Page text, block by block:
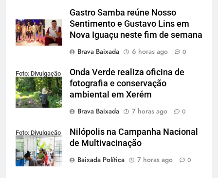
Gastro Samba reúne Nosso
Sentimento e Gustavo Lins em
Nova Iguaçu neste fim de semana
Brava Baixada
6 horas ago 0
Foto: Divulgação
Onda Verde realiza oficina de
fotografia e conservação
ambiental em Xerém
Brava Baixada
7 horas ago 0
Foto: Divulgação
Nilópolis na Campanha Nacional
de Multivacinação
Baixada Política
7 horas ago 0